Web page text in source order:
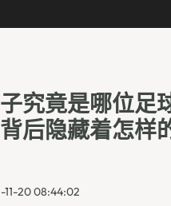
究竟是哪位足
后隐藏着怎样
11-20 08:44:02